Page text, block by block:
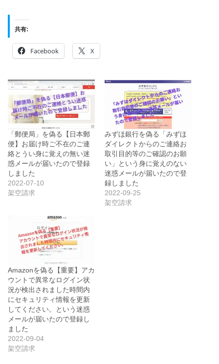
共有:
Facebook X
「郵便局」を偽る【日本郵
便】お届け時ご不在のご連
絡とうい身に覚えの無い迷
惑メールが届いたので登録
しました
2022-07-10
架空請求
みずほ銀行を偽る「みずほ
ダイレクトからのご連絡お
取引目的等のご確認のお願
い」という身に覚えのない
迷惑メールが届いたので登
録しました
2022-09-25
架空請求
Amazonを偽る【重要】アカ
ウントで異常なログイン状
況が検出されました時間内
にセキュリティ情報を更新
してください。という迷惑
メールが届いたので登録し
ました
2022-09-04
架空請求